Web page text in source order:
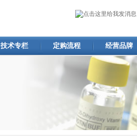
技术专栏 定购流程 经营品牌